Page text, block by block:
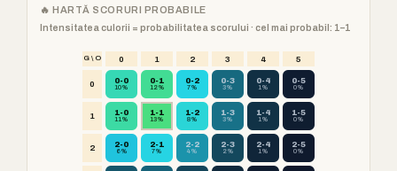
🔥 HARTĂ SCORURI PROBABILE
Intensitatea culorii = probabilitatea scorului · cel mai probabil: 1–1
G \ O 0 1 2 3 4 5
0 0-0
10%
0-1
12%
0-2
7%
0-3
3%
0-4
1%
0-5
0%
1 1-0
11%
1-1
13%
1-2
8%
1-3
3%
1-4
1%
1-5
0%
2 2-0
6%
2-1
7%
2-2
4%
2-3
2%
2-4
1%
2-5
0%